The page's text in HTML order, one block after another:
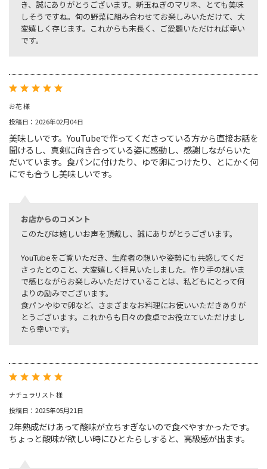
き、誠にありがとうございます。新玉ねぎのマリネ、とても美味
しそうですね。旬の野菜に組み合わせてお楽しみいただけて、大
変嬉しく存じます。これからも末長く、ご愛顧いただければ幸い
です。
お花 様
投稿日：2026年02月04日
美味しいです。YouTubeで作ってくださっている方から直接お話を
聞けるし、真剣に向き合っている姿に感動し、感謝しながらいた
だいています。食パンに付けたり、ゆで卵につけたり、とにかく何
にでも合うし美味しいです。
お店からのコメント
このたびは嬉しいお声を頂戴し、誠にありがとうございます。
YouTubeをご覧いただき、生産者の想いや姿勢にも共感してくだ
さったとのこと、大変嬉しく拝見いたしました。作り手の想いま
で感じながらお楽しみいただけていることは、私どもにとって何
よりの励みでございます。
食パンやゆで卵など、さまざまなお料理にお使いいただきありが
とうございます。これからも日々の食卓でお役立ていただけまし
たら幸いです。
ナチュラリスト 様
投稿日：2025年05月21日
2年熟成だけあって酸味が立ちすぎないので食べやすかったです。
ちょっと酸味が欲しい時にひとたらしすると、高級感が出ます。